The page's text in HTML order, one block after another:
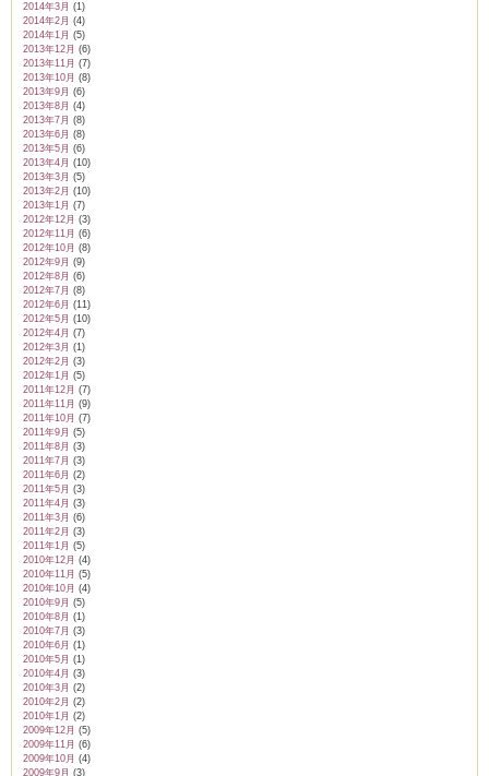
2014年3月 (1)
2014年2月 (4)
2014年1月 (5)
2013年12月 (6)
2013年11月 (7)
2013年10月 (8)
2013年9月 (6)
2013年8月 (4)
2013年7月 (8)
2013年6月 (8)
2013年5月 (6)
2013年4月 (10)
2013年3月 (5)
2013年2月 (10)
2013年1月 (7)
2012年12月 (3)
2012年11月 (6)
2012年10月 (8)
2012年9月 (9)
2012年8月 (6)
2012年7月 (8)
2012年6月 (11)
2012年5月 (10)
2012年4月 (7)
2012年3月 (1)
2012年2月 (3)
2012年1月 (5)
2011年12月 (7)
2011年11月 (9)
2011年10月 (7)
2011年9月 (5)
2011年8月 (3)
2011年7月 (3)
2011年6月 (2)
2011年5月 (3)
2011年4月 (3)
2011年3月 (6)
2011年2月 (3)
2011年1月 (5)
2010年12月 (4)
2010年11月 (5)
2010年10月 (4)
2010年9月 (5)
2010年8月 (1)
2010年7月 (3)
2010年6月 (1)
2010年5月 (1)
2010年4月 (3)
2010年3月 (2)
2010年2月 (2)
2010年1月 (2)
2009年12月 (5)
2009年11月 (6)
2009年10月 (4)
2009年9月 (3)